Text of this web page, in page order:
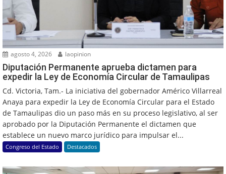
agosto 4, 2026 laopinion
Diputación Permanente aprueba dictamen para
expedir la Ley de Economía Circular de Tamaulipas
Cd. Victoria, Tam.- La iniciativa del gobernador Américo Villarreal
Anaya para expedir la Ley de Economía Circular para el Estado
de Tamaulipas dio un paso más en su proceso legislativo, al ser
aprobado por la Diputación Permanente el dictamen que
establece un nuevo marco jurídico para impulsar el...
Congreso del Estado Destacados